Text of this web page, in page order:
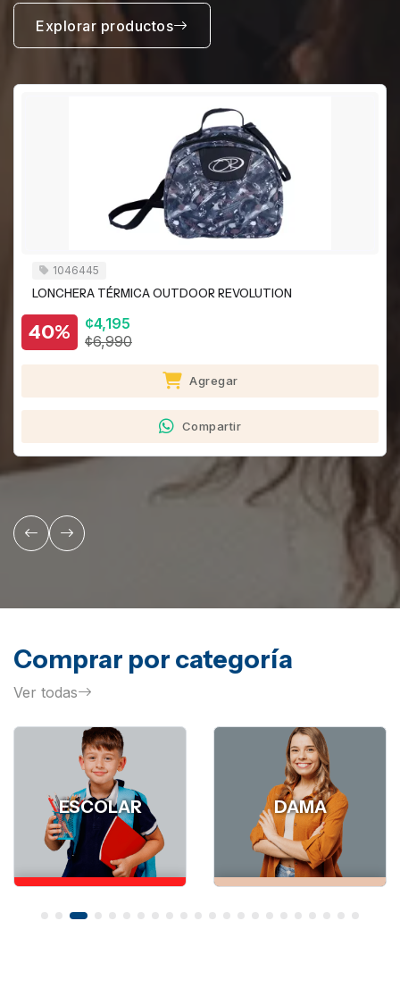
Explorar productos
1046445
LONCHERA TÉRMICA OUTDOOR REVOLUTION
40%
¢4,195
¢6,990
Agregar
Compartir
Comprar por categoría
Ver todas
DAMA
ACCESORIOS
DAMA